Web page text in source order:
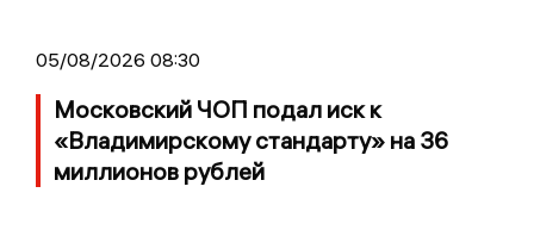
05/08/2026 08:30
Московский ЧОП подал иск к
«Владимирскому стандарту» на 36
миллионов рублей